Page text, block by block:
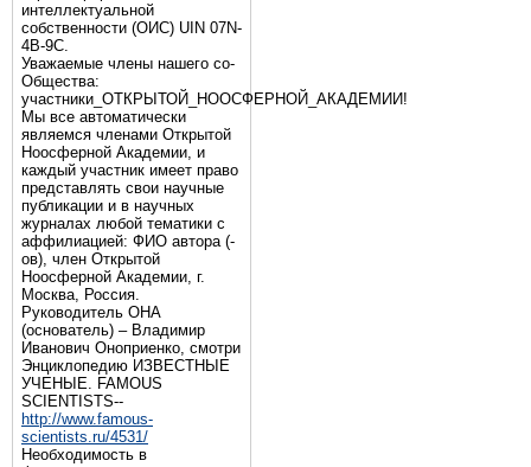
интеллектуальной
собственности (ОИС) UIN 07N-
4B-9C.
Уважаемые члены нашего со-
Общества:
участники_ОТКРЫТОЙ_НООСФЕРНОЙ_АКАДЕМИИ!
Мы все автоматически
являемся членами Открытой
Ноосферной Академии, и
каждый участник имеет право
представлять свои научные
публикации и в научных
журналах любой тематики с
аффилиацией: ФИО автора (-
ов), член Открытой
Ноосферной Академии, г.
Москва, Россия.
Руководитель ОНА
(основатель) – Владимир
Иванович Оноприенко, смотри
Энциклопедию ИЗВЕСТНЫЕ
УЧЕНЫЕ. FAMOUS
SCIENTISTS--
http://www.famous-
scientists.ru/4531/
Необходимость в